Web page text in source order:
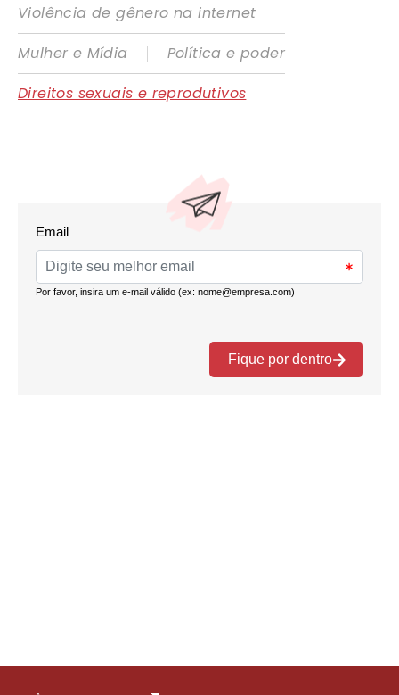
Violência de gênero na internet
Mulher e Mídia
|
Política e poder
Direitos sexuais e reprodutivos